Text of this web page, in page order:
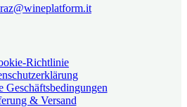
Richtlinie
Geschäftsbedingungen
& Versand